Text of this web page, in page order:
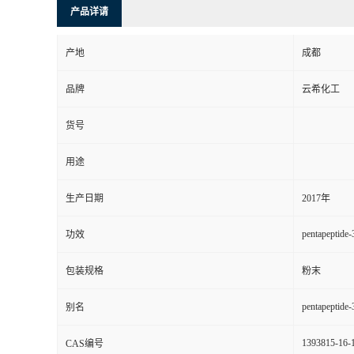
产品详请
产地 成都
品牌 云希化工
货号
用途
生产日期 2017年
功效 pentapeptide-
包装规格 粉末
别名 pentapeptide-
CAS编号 1393815-16-1